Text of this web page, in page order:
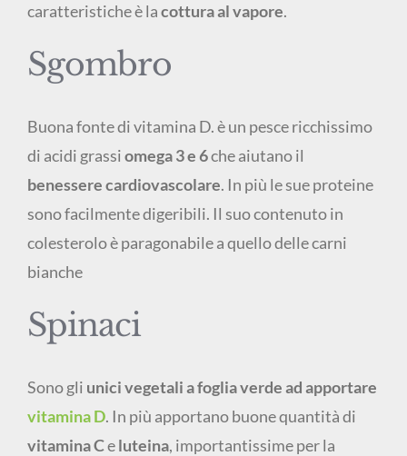
caratteristiche è lacottura al vapore.
Sgombro
Buona fonte di vitamina D. è un pesce ricchissimo
di acidi grassiomega 3 e 6che aiutano il
benessere cardiovascolare. In più le sue proteine
sono facilmente digeribili. Il suo contenuto in
colesterolo è paragonabile a quello delle carni
bianche
Spinaci
Sono gli unici vegetali a foglia verde ad apportare
vitamina D. In più apportano buone quantità di
vitamina Celuteina, importantissime per la